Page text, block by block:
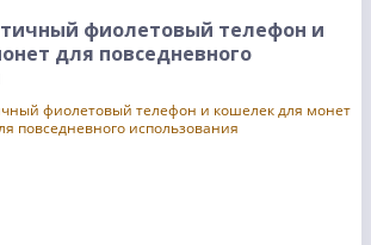
фиолетовый телефон и
для повседневного